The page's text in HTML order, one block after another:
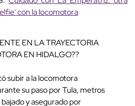
con la locomotora
EN LA TRAYECTORIA
EN HIDALGO??
subir a la locomotora
su paso por Tula, metros
y asegurado por